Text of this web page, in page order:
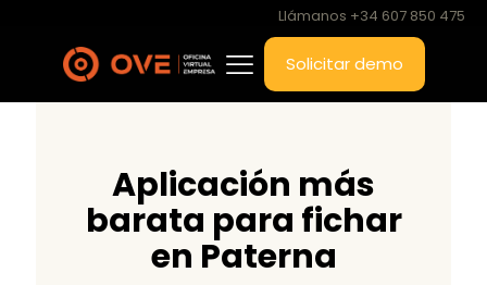
Llámanos +34 607 850 475
Solicitar demo
Aplicación más
barata para fichar
en Paterna